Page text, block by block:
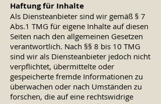
Haftung für Inhalte
Als Diensteanbieter sind wir gemäß § 7
Abs.1 TMG für eigene Inhalte auf diesen
Seiten nach den allgemeinen Gesetzen
verantwortlich. Nach §§ 8 bis 10 TMG
sind wir als Diensteanbieter jedoch nicht
verpflichtet, übermittelte oder
gespeicherte fremde Informationen zu
überwachen oder nach Umständen zu
forschen, die auf eine rechtswidrige